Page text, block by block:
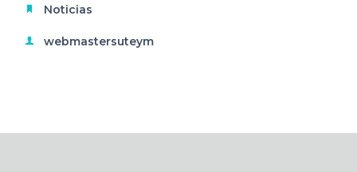
Noticias
webmastersuteym